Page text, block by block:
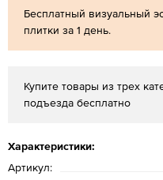
Бесплатный визуальный
плитки за 1 день.
Купите товары из трех
подъезда бесплатно
Характеристики:
Артикул: